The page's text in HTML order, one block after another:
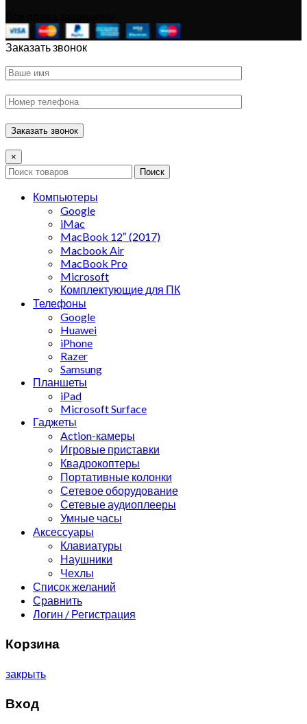
Заказать звонок
×
Поиск
Компьютеры
Google
iMac
MacBook 12″ (2017)
Macbook Air
MacBook Pro
Microsoft
Комплектующие для ПК
Телефоны
Google
Huawei
iPhone
Razer
Samsung
Планшеты
iPad
Microsoft Surface
Гаджеты
Action-камеры
Игровые приставки
Квадрокоптеры
Портативные колонки
Сетевое оборудование
Сетевые аудиоплееры
Умные часы
Аксессуары
Клавиатуры
Наушники
Чехлы
Список желаний
Сравнить
Логин / Регистрация
Корзина
закрыть
Вход